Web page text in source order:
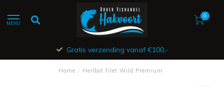
MENU
0
Gratis verzending vanaf €100,-
Home / Heilbot filet Wild Premium